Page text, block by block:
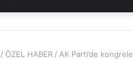
/ ÖZEL HABER / AK Parti’de